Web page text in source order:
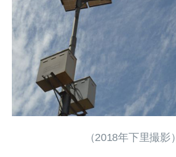
（2018年下里撮影）